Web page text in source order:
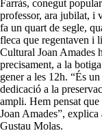
Farràs, conegut
professor, ara jubilat, i
fa un quart de segle,
fleca que regentaven i
Cultural Joan Amades
precisament, a la
gener a les 12h. “És
dedicació a la
ampli. Hem pensat
Joan Amades”,
Gustau Molas.